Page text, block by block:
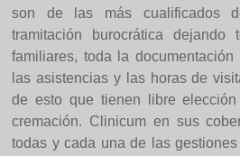
son de las más cualificados
tramitación burocrática
familiares, toda la
las asistencias y las horas de
de esto que tienen libre
cremación. Clinicum en sus
todas y cada una de las